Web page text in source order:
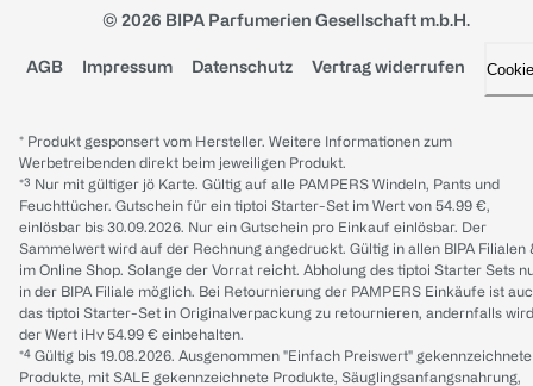
© 2026 BIPA Parfumerien Gesellschaft m.b.H.
AGB Impressum Datenschutz Vertrag widerrufen
* Produkt gesponsert vom Hersteller. Weitere Informationen zum
Werbetreibenden direkt beim jeweiligen Produkt.
*³ Nur mit gültiger jö Karte. Gültig auf alle PAMPERS Windeln, Pants und
Feuchttücher. Gutschein für ein tiptoi Starter-Set im Wert von 54.99 €,
einlösbar bis 30.09.2026. Nur ein Gutschein pro Einkauf einlösbar. Der
Sammelwert wird auf der Rechnung angedruckt. Gültig in allen BIPA Filialen
im Online Shop. Solange der Vorrat reicht. Abholung des tiptoi Starter Sets
in der BIPA Filiale möglich. Bei Retournierung der PAMPERS Einkäufe ist
das tiptoi Starter-Set in Originalverpackung zu retournieren, andernfalls wird
der Wert iHv 54.99 € einbehalten.
*⁴ Gültig bis 19.08.2026. Ausgenommen "Einfach Preiswert" gekennzeichnete
Produkte, mit SALE gekennzeichnete Produkte, Säuglingsanfangsnahrung,